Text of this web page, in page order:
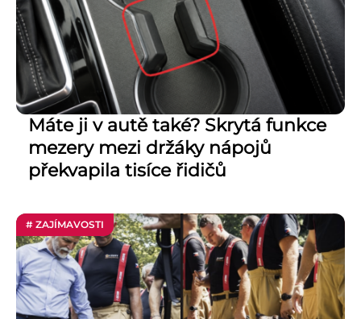
Máte ji v autě také? Skrytá funkce
mezery mezi držáky nápojů
překvapila tisíce řidičů
# ZAJÍMAVOSTI